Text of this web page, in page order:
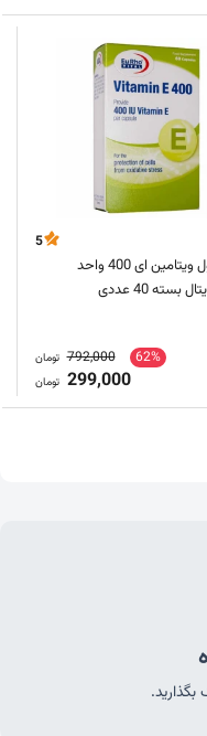
5
کپسول ویتامین ای 400 واحد
بسته 40 عددی
62%
792,000 تومان
299,000 تومان
بگذارید.